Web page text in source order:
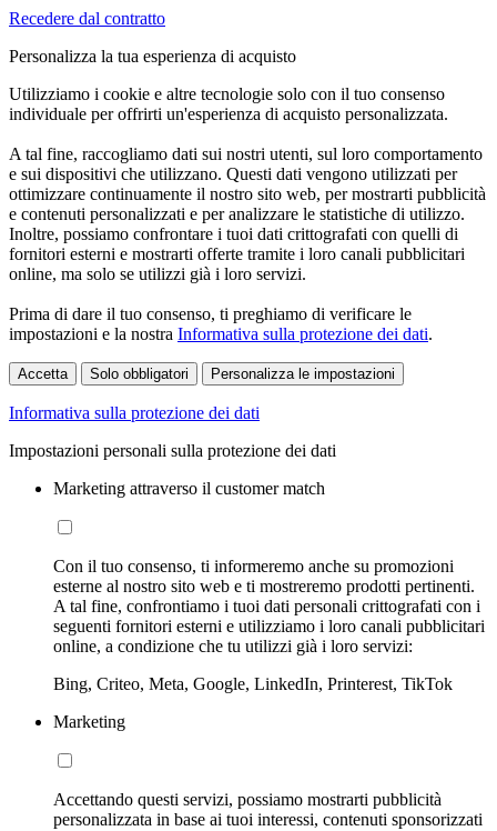
Recedere dal contratto
Personalizza la tua esperienza di acquisto
Utilizziamo i cookie e altre tecnologie solo con il tuo consenso
individuale per offrirti un'esperienza di acquisto personalizzata.
A tal fine, raccogliamo dati sui nostri utenti, sul loro comportamento
e sui dispositivi che utilizzano. Questi dati vengono utilizzati per
ottimizzare continuamente il nostro sito web, per mostrarti pubblicità
e contenuti personalizzati e per analizzare le statistiche di utilizzo.
Inoltre, possiamo confrontare i tuoi dati crittografati con quelli di
fornitori esterni e mostrarti offerte tramite i loro canali pubblicitari
online, ma solo se utilizzi già i loro servizi.
Prima di dare il tuo consenso, ti preghiamo di verificare le
impostazioni e la nostra Informativa sulla protezione dei dati.
Accetta Solo obbligatori Personalizza le impostazioni
Informativa sulla protezione dei dati
Impostazioni personali sulla protezione dei dati
Marketing attraverso il customer match
Con il tuo consenso, ti informeremo anche su promozioni
esterne al nostro sito web e ti mostreremo prodotti pertinenti.
A tal fine, confrontiamo i tuoi dati personali crittografati con i
seguenti fornitori esterni e utilizziamo i loro canali pubblicitari
online, a condizione che tu utilizzi già i loro servizi:
Bing, Criteo, Meta, Google, LinkedIn, Printerest, TikTok
Marketing
Accettando questi servizi, possiamo mostrarti pubblicità
personalizzata in base ai tuoi interessi, contenuti sponsorizzati